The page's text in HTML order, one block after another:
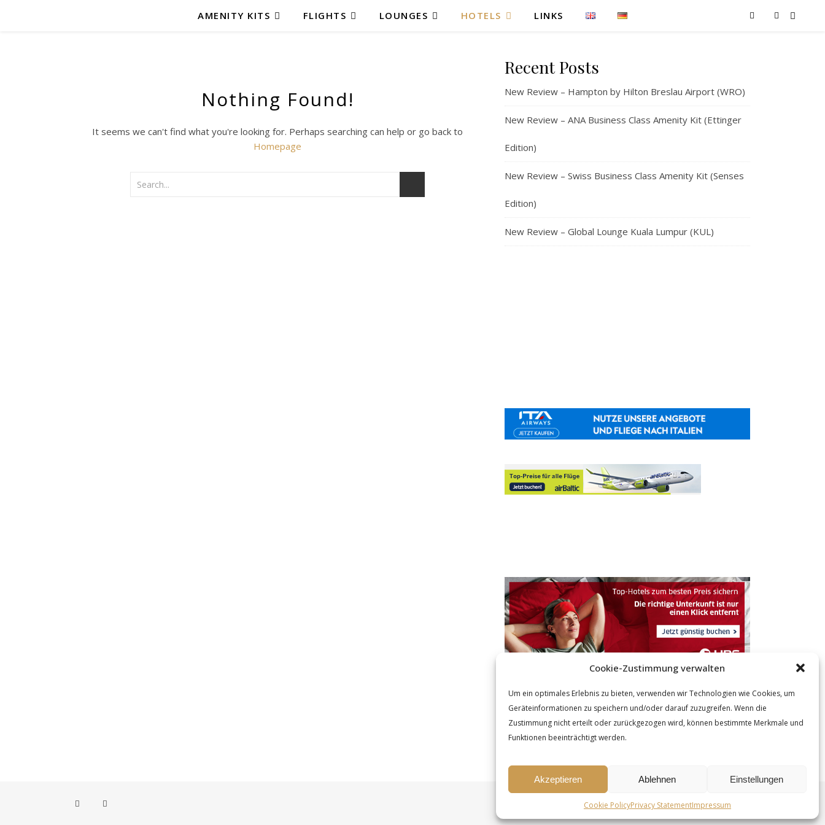
Cookie-Zustimmung verwalten
Um ein optimales Erlebnis zu bieten, verwenden wir Technologien wie Cookies, um
Geräteinformationen zu speichern und/oder darauf zuzugreifen. Wenn die
Zustimmung nicht erteilt oder zurückgezogen wird, können bestimmte Merkmale und
Funktionen beeinträchtigt werden.
Akzeptieren Ablehnen Einstellungen
Cookie PolicyPrivacy StatementImpressum
AMENITY KITS FLIGHTS LOUNGES HOTELS LINKS
Nothing Found!
It seems we can't find what you're looking for. Perhaps searching can help or go back to
Homepage
Recent Posts
New Review – Hampton by Hilton Breslau Airport (WRO)
New Review – ANA Business Class Amenity Kit (Ettinger
Edition)
New Review – Swiss Business Class Amenity Kit (Senses
Edition)
New Review – Global Lounge Kuala Lumpur (KUL)
Ashe Theme by Royal-Flush - 2026 ©